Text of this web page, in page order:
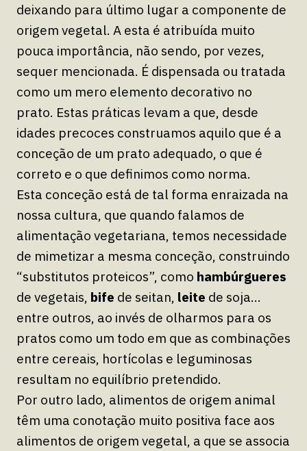
deixando para último lugar a componente de
origem vegetal. A esta é atribuída muito
pouca importância, não sendo, por vezes,
sequer mencionada. É dispensada ou tratada
como um mero elemento decorativo no
prato. Estas práticas levam a que, desde
idades precoces construamos aquilo que é a
conceção de um prato adequado, o que é
correto e o que definimos como norma.
Esta conceção está de tal forma enraizada na
nossa cultura, que quando falamos de
alimentação vegetariana, temos necessidade
de mimetizar a mesma conceção, construindo
“substitutos proteicos”, como hambúrgueres
de vegetais, bife de seitan, leite de soja…
entre outros, ao invés de olharmos para os
pratos como um todo em que as combinações
entre cereais, hortícolas e leguminosas
resultam no equilíbrio pretendido.
Por outro lado, alimentos de origem animal
têm uma conotação muito positiva face aos
alimentos de origem vegetal, a que se associa